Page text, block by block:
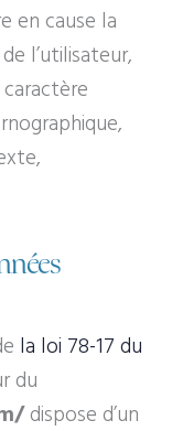
en cause la
l’utilisateur,
la loi 78-17 du
du
dispose d’un